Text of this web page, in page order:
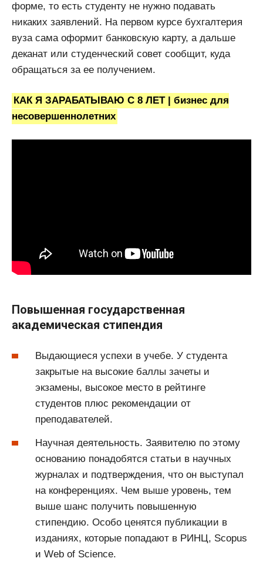
форме, то есть студенту не нужно подавать
никаких заявлений. На первом курсе бухгалтерия
вуза сама оформит банковскую карту, а дальше
деканат или студенческий совет сообщит, куда
обращаться за ее получением.
КАК Я ЗАРАБАТЫВАЮ С 8 ЛЕТ | бизнес для
несовершеннолетних
Повышенная государственная
академическая стипендия
Выдающиеся успехи в учебе. У студента
закрытые на высокие баллы зачеты и
экзамены, высокое место в рейтинге
студентов плюс рекомендации от
преподавателей.
Научная деятельность. Заявителю по этому
основанию понадобятся статьи в научных
журналах и подтверждения, что он выступал
на конференциях. Чем выше уровень, тем
выше шанс получить повышенную
стипендию. Особо ценятся публикации в
изданиях, которые попадают в РИНЦ, Scopus
и Web of Science.